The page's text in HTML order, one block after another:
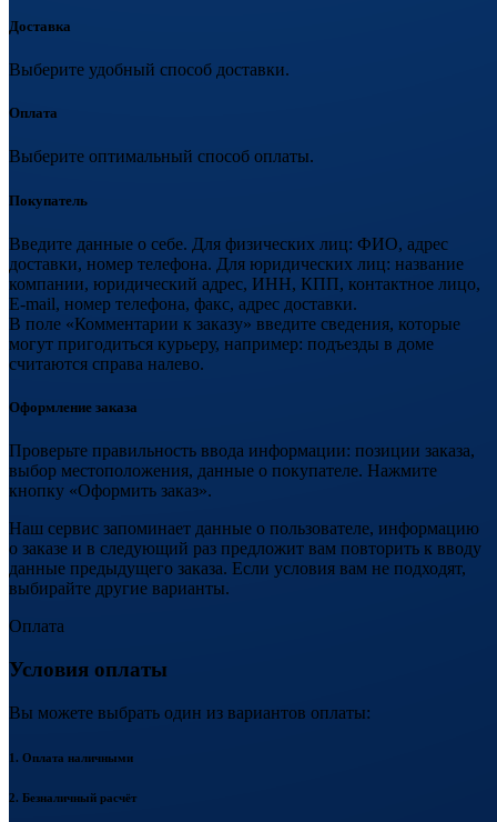
Доставка
Выберите удобный способ доставки.
Оплата
Выберите оптимальный способ оплаты.
Покупатель
Введите данные о себе. Для физических лиц: ФИО, адрес
доставки, номер телефона. Для юридических лиц: название
компании, юридический адрес, ИНН, КПП, контактное лицо,
E-mail, номер телефона, факс, адрес доставки.
В поле «Комментарии к заказу» введите сведения, которые
могут пригодиться курьеру, например: подъезды в доме
считаются справа налево.
Оформление заказа
Проверьте правильность ввода информации: позиции заказа,
выбор местоположения, данные о покупателе. Нажмите
кнопку «Оформить заказ».
Наш сервис запоминает данные о пользователе, информацию
о заказе и в следующий раз предложит вам повторить к вводу
данные предыдущего заказа. Если условия вам не подходят,
выбирайте другие варианты.
Оплата
Условия оплаты
Вы можете выбрать один из вариантов оплаты:
1. Оплата наличными
2. Безналичный расчёт